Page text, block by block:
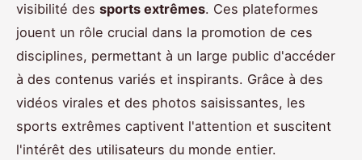
visibilité des sports extrêmes. Ces plateformes
jouent un rôle crucial dans la promotion de ces
disciplines, permettant à un large public d'accéder
à des contenus variés et inspirants. Grâce à des
vidéos virales et des photos saisissantes, les
sports extrêmes captivent l'attention et suscitent
l'intérêt des utilisateurs du monde entier.